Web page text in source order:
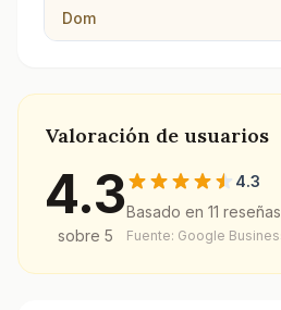
Dom
Valoración de usuarios
4.3
sobre 5
4.3
Basado en 11
Fuente: Google